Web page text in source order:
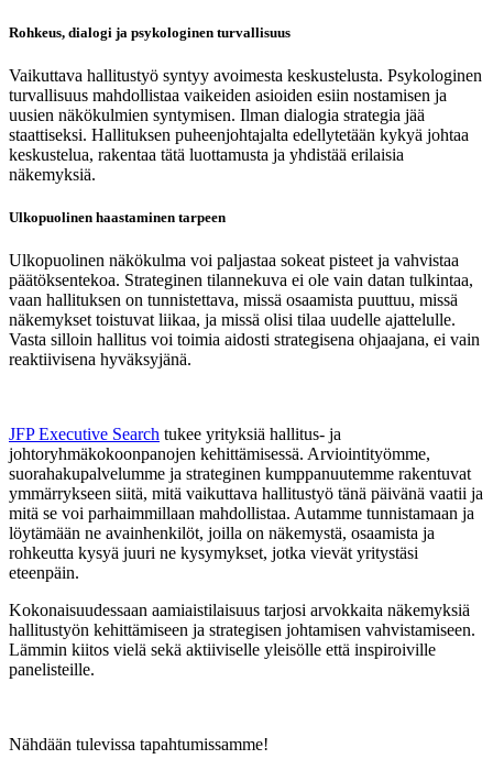
Rohkeus, dialogi ja psykologinen turvallisuus
Vaikuttava hallitustyö syntyy avoimesta keskustelusta. Psykologinen
turvallisuus mahdollistaa vaikeiden asioiden esiin nostamisen ja
uusien näkökulmien syntymisen. Ilman dialogia strategia jää
staattiseksi. Hallituksen puheenjohtajalta edellytetään kykyä johtaa
keskustelua, rakentaa tätä luottamusta ja yhdistää erilaisia
näkemyksiä.
Ulkopuolinen haastaminen tarpeen
Ulkopuolinen näkökulma voi paljastaa sokeat pisteet ja vahvistaa
päätöksentekoa. Strateginen tilannekuva ei ole vain datan tulkintaa,
vaan hallituksen on tunnistettava, missä osaamista puuttuu, missä
näkemykset toistuvat liikaa, ja missä olisi tilaa uudelle ajattelulle.
Vasta silloin hallitus voi toimia aidosti strategisena ohjaajana, ei vain
reaktiivisena hyväksyjänä.
JFP Executive Search tukee yrityksiä hallitus- ja
johtoryhmäkokoonpanojen kehittämisessä. Arviointityömme,
suorahakupalvelumme ja strateginen kumppanuutemme rakentuvat
ymmärrykseen siitä, mitä vaikuttava hallitustyö tänä päivänä vaatii ja
mitä se voi parhaimmillaan mahdollistaa. Autamme tunnistamaan ja
löytämään ne avainhenkilöt, joilla on näkemystä, osaamista ja
rohkeutta kysyä juuri ne kysymykset, jotka vievät yritystäsi
eteenpäin.
Kokonaisuudessaan aamiaistilaisuus tarjosi arvokkaita näkemyksiä
hallitustyön kehittämiseen ja strategisen johtamisen vahvistamiseen.
Lämmin kiitos vielä sekä aktiiviselle yleisölle että inspiroiville
panelisteille.
Nähdään tulevissa tapahtumissamme!